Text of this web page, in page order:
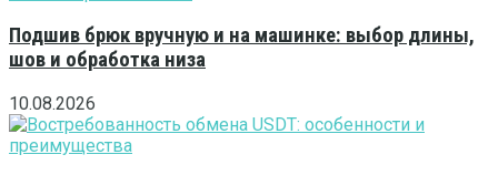
Подшив брюк вручную и на машинке: выбор длины,
шов и обработка низа
10.08.2026